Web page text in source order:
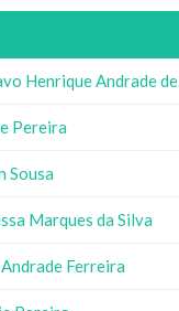
Henrique Andrade de.
Pereira
Sousa
Marques da Silva
Ferreira